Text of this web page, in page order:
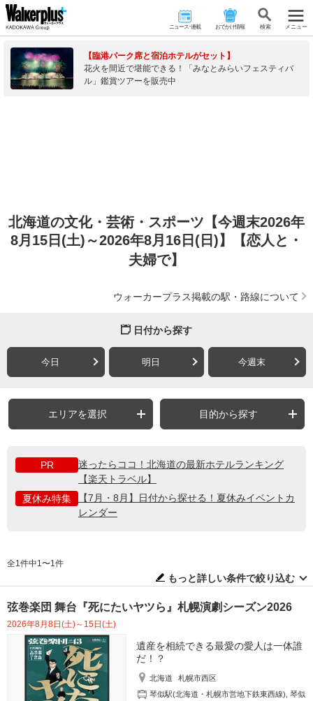
ニュース･連載 おでかけ情報 検 索 メニュー
【臨港パーク席と宿泊ホテルがセット】
花火を間近で堪能できる！「みなとみらいフェスティバ
ル」鑑賞ツアーを販売中
北海道の文化・芸術・スポーツ【今週末2026年
8月15日(土)～2026年8月16日(日)】【恋人と・
夫婦で】
ウォーカープラス掲載の駅・路線について
日付から探す
今日 明日 今週末
エリアを選択 目的から探す
PR
迷ったらココ！北海道の最新ホテルランキング
【楽天トラベル】
夏休み特集
【7月・8月】日付から探せる！夏休みイベントカ
レンダー
全1件中1〜1件
もっと詳しい条件で絞り込む
弦巻楽団 舞台『死にたいヤツら』札幌演劇シーズン2026
2026年8月8日(土)～15日(土)
遺産を相続できる最愛の愛人は一体誰
だ！？
北海道
札幌市西区
琴似駅(北海道・札幌市営地下鉄東西線) ,琴似